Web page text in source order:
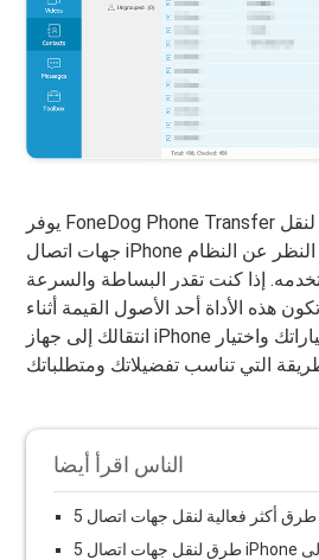
يوفر FoneDog Phone Transfer طريقة موثوقة وفعالة لنقل
جهات اتصال iPhone إلى جهاز جديد، بغض النظر عن النظام
إذا كنت تقدر البساطة والسرعة
هذه الأداة أحد الأصول القيمة أثناء
انتقالك إلى جهاز iPhone جديد. تذكر استكشاف خياراتك واختيار
الناس اقرأ أيضا